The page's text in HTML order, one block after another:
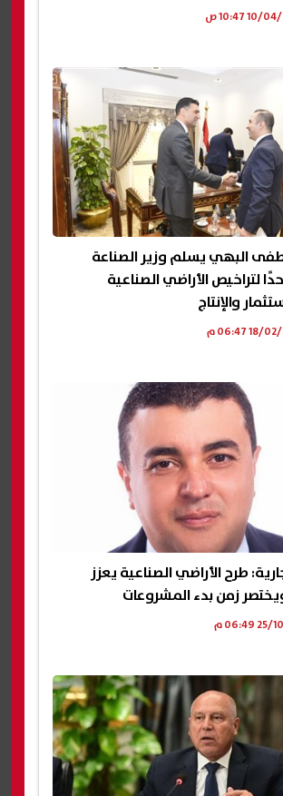
البهي يسلم وزير الصناعة
لتراخيص الأراضي الصناعية
والإنتاج
طرح الأراضي الصناعية يعزز
زمن بدء المشروعات